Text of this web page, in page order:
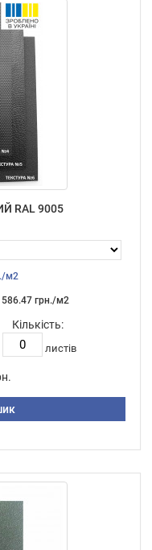
RAL 9005
м2
586.47 грн./м2
Кількість:
листiв